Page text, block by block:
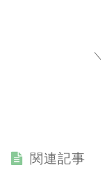
関連記事